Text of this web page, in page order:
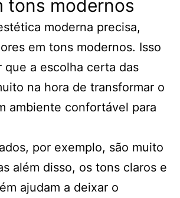
tons modernos
moderna precisa,
em tons modernos. Isso
que a escolha certa das
na hora de transformar o
ambiente confortável para
por exemplo, são muito
além disso, os tons claros e
ajudam a deixar o